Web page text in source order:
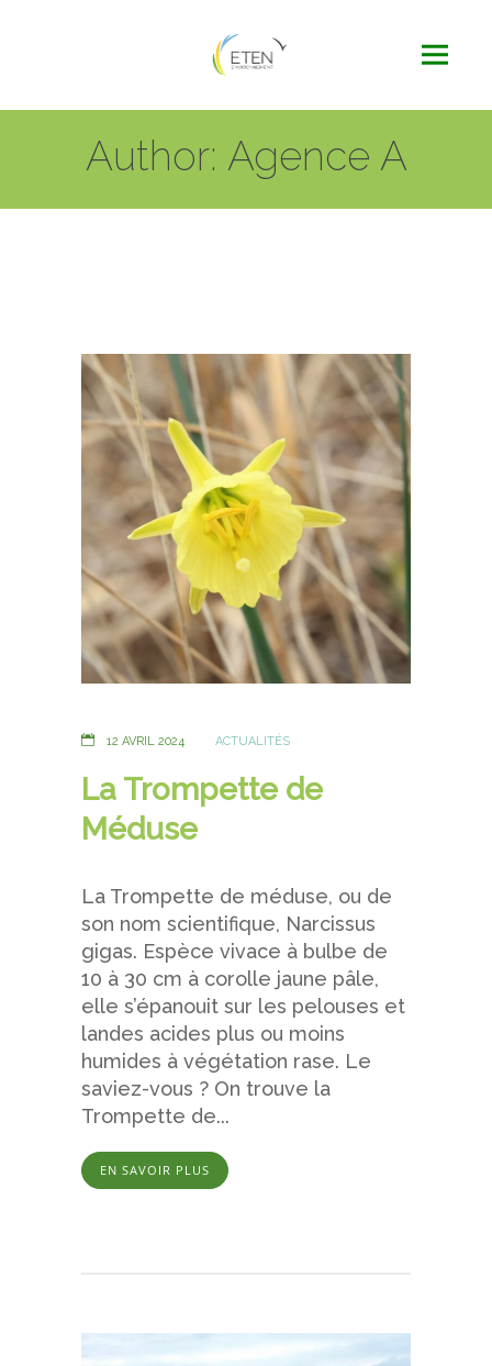
Author: Agence A
12 AVRIL 2024 ACTUALITÉS
La Trompette de
Méduse
La Trompette de méduse, ou de
son nom scientifique, Narcissus
gigas. Espèce vivace à bulbe de
10 à 30 cm à corolle jaune pâle,
elle s’épanouit sur les pelouses et
landes acides plus ou moins
humides à végétation rase. Le
saviez-vous ? On trouve la
Trompette de...
EN SAVOIR PLUS